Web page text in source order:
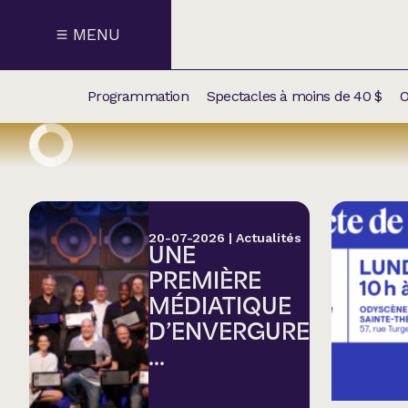
MENU
NOS
Humour
Programmation Spectacles à moins de 40 $
20-07-2026 | Actualités
UNE
PREMIÈRE
MÉDIATIQUE
D’ENVERGURE
...